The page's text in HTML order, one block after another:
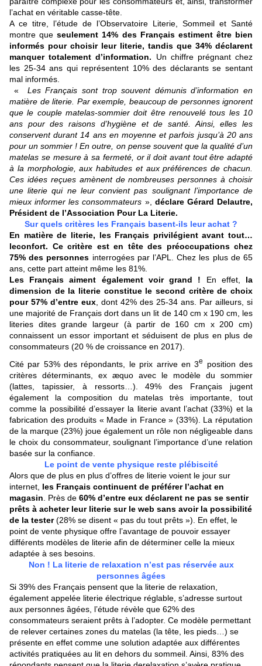
l’achat en véritable casse-tête.
A ce titre, l’étude de l’Observatoire Literie, Sommeil et Santé
montre queseulement 14% des Français estiment être bien
informés pour choisir leur literie, tandis que 34% déclarent
manquer totalement d’information. Un chiffre prégnant chez
les 25-34 ans qui représentent 10% des déclarants se sentant
mal informés.
« Les Français sont trop souvent démunis d’information en
matière de literie. Par exemple, beaucoup de personnes ignorent
que le couple matelas-sommier doit être renouvelé tous les 10
ans pour des raisons d’hygiène et de santé. Ainsi, elles les
conservent durant 14 ans en moyenne et parfois jusqu’à 20 ans
pour un sommier ! En outre, on pense souvent que la qualité d’un
matelas se mesure à sa fermeté, or il doit avant tout être adapté
à la morphologie, aux habitudes et aux préférences de chacun.
Ces idées reçues amènent de nombreuses personnes à choisir
une literie qui ne leur convient pas soulignant l’importance de
mieux informer les consommateurs », déclare Gérard Delautre,
Président de l’Association Pour La Literie.
Sur quels critères les Français basent-ils leur achat ?
En matière de literie, les Français privilégient avant tout…
leconfort. Ce critère est en tête des préoccupations chez
75% des personnes interrogées par l’APL.Chez les plus de 65
ans, cette part atteint même les 81%.
Les Français aiment également voir grand ! En effet, la
dimension de la literie constitue le second critère de choix
pour 57% d’entre eux , dont 42% des 25-34 ans. Par ailleurs, si
une majorité de Français dort dans un lit de 140 cm x 190 cm, les
literies dites grande largeur (à partir de 160 cm x 200 cm)
connaissent un essor important et séduisent de plus en plus de
consommateurs (20 % de croissance en 2017).
Cité par 53% des répondants, le prix arrive en 3e
position des
critères déterminants, ex æquo avec le modèle du sommier
(lattes, tapissier, à ressorts…). 49% des Français jugent
également la composition du matelas très importante, tout
comme la possibilité d’essayer la literie avant l’achat (33%) et la
fabrication des produits « Made in France » (33%). La réputation
de la marque (23%) joue également un rôle non négligeable dans
le choix du consommateur, soulignant l’importance d’une relation
basée sur la confiance.
Le point de vente physique reste plébiscité
Alors que de plus en plus d’offres de literie voient le jour sur
internet, les Français continuent de préférer l’achat en
magasin . Près de 60% d’entre eux déclarent ne pas se sentir
prêts à acheter leur literie sur le web sans avoir la possibilité
de la tester (28% se disent « pas du tout prêts »). En effet, le
point de vente physique offre l’avantage de pouvoir essayer
différents modèles de literie afin de déterminer celle la mieux
adaptée à ses besoins.
Non ! La literie de relaxation n’est pas réservée aux
personnes âgées
Si 39% des Français pensent que la literie de relaxation,
également appelée literie électrique réglable, s’adresse surtout
aux personnes âgées, l’étude révèle que 62% des
consommateurs seraient prêts à l’adopter. Ce modèle permettant
de relever certaines zones du matelas (la tête, les pieds…) se
présente en effet comme une solution adaptée aux différentes
activités pratiquées au lit en dehors du sommeil. Ainsi, 83% des